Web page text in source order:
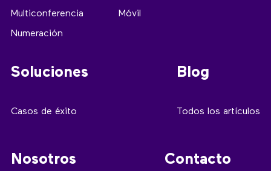
Multiconferencia
Numeración
Móvil
Soluciones
Casos de éxito
Blog
Todos los artículos
Nosotros Contacto